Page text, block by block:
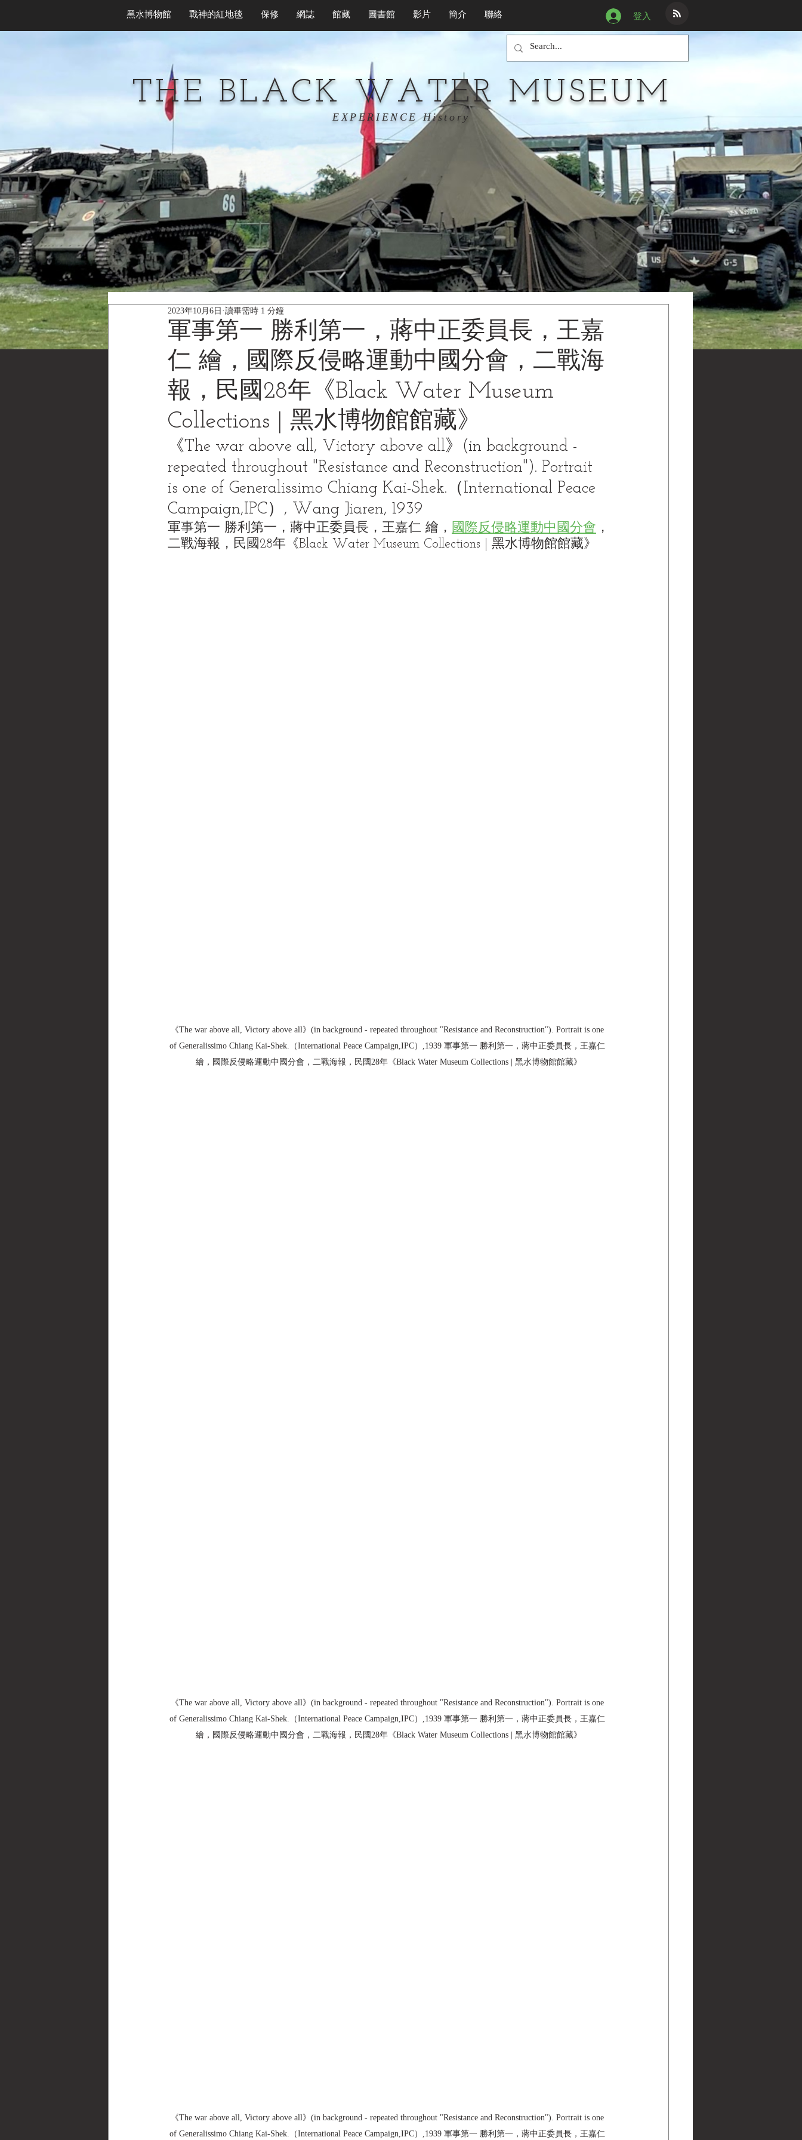
黑水博物館 戰神的紅地毯 保修 網誌 館藏 圖書館 影片 簡介 聯絡 登入
THE BLACK WATER MUSEUM
EXPERIENCE History
軍事第一 勝利第一，蔣中正委員長，王嘉
仁 繪，國際反侵略運動中國分會，二戰海
報，民國28年《Black Water Museum
Collections | 黑水博物館館藏》
2023年10月6日 讀畢需時 1 分鐘
《The war above all, Victory above all》(in background -
repeated throughout "Resistance and Reconstruction"). Portrait
is one of Generalissimo Chiang Kai-Shek.（International Peace
Campaign,IPC）, Wang Jiaren, 1939
軍事第一 勝利第一，蔣中正委員長，王嘉仁 繪， 國際反侵略運動中國分會 ，
二戰海報，民國28年《Black Water Museum Collections | 黑水博物館館藏》
《The war above all, Victory above all》(in background - repeated throughout "Resistance and Reconstruction"). Portrait is one
of Generalissimo Chiang Kai-Shek.（International Peace Campaign,IPC）,1939 軍事第一 勝利第一，蔣中正委員長，王嘉仁
繪，國際反侵略運動中國分會，二戰海報，民國28年《Black Water Museum Collections | 黑水博物館館藏》
《The war above all, Victory above all》(in background - repeated throughout "Resistance and Reconstruction"). Portrait is one
of Generalissimo Chiang Kai-Shek.（International Peace Campaign,IPC）,1939 軍事第一 勝利第一，蔣中正委員長，王嘉仁
繪，國際反侵略運動中國分會，二戰海報，民國28年《Black Water Museum Collections | 黑水博物館館藏》
《The war above all, Victory above all》(in background - repeated throughout "Resistance and Reconstruction"). Portrait is one
of Generalissimo Chiang Kai-Shek.（International Peace Campaign,IPC）,1939 軍事第一 勝利第一，蔣中正委員長，王嘉仁